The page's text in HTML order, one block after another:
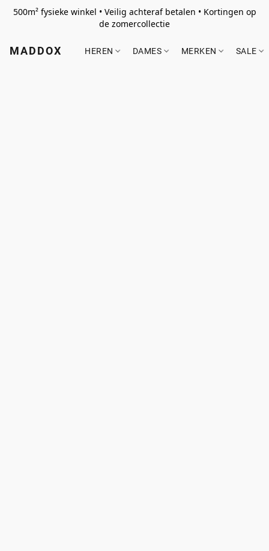
500m² fysieke winkel • Veilig achteraf betalen • Kortingen op
de zomercollectie
MADDOX HEREN DAMES MERKEN SALE